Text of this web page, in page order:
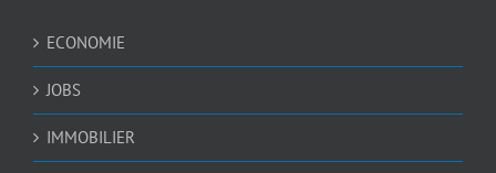
ECONOMIE
JOBS
IMMOBILIER